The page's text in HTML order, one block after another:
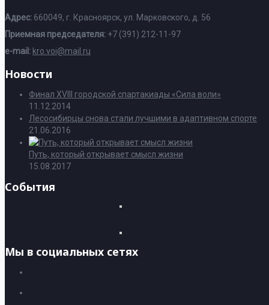
Адрес: 660049, г. Красноярск, ул. Марковского, д. 56
Приемная председателя: +7 (391) 212-11-97
e-mail: kro.voi@mail.ru
Новости
Финал XVIII городской спартакиады «Сила воли»
11.12.2014
Лесосибирцы снова стали лучшими в адаптивном спорте
21.06.2016
Путь, который открывает смысл жизни
15.08.2017
События
Мы в социальных сетях